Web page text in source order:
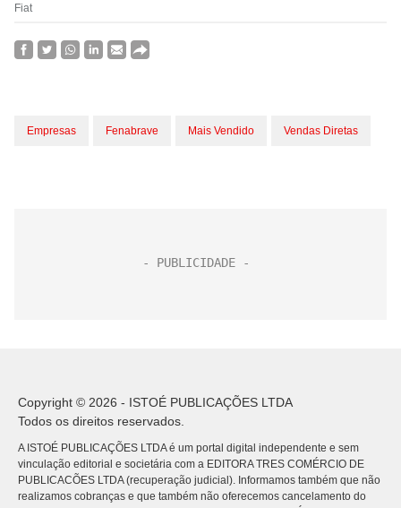
Fiat
Empresas Fenabrave Mais Vendido Vendas Diretas
Copyright © 2026 - ISTOÉ PUBLICAÇÕES LTDA
Todos os direitos reservados.
A ISTOÉ PUBLICAÇÕES LTDA é um portal digital independente e sem
vinculação editorial e societária com a EDITORA TRES COMÉRCIO DE
PUBLICACÕES LTDA (recuperação judicial). Informamos também que não
realizamos cobranças e que também não oferecemos cancelamento do